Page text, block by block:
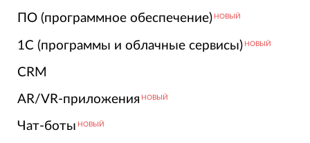
ПО (программное обеспечение) НОВЫЙ
1С (программы и облачные сервисы) НОВЫЙ
CRM
AR/VR-приложения НОВЫЙ
Чат-боты НОВЫЙ